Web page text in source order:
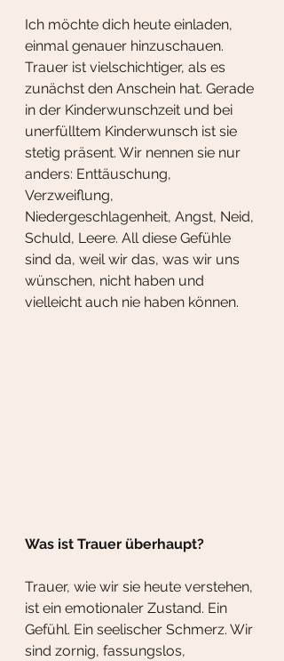
Ich möchte dich heute einladen,
einmal genauer hinzuschauen.
Trauer ist vielschichtiger, als es
zunächst den Anschein hat. Gerade
in der Kinderwunschzeit und bei
unerfülltem Kinderwunsch ist sie
stetig präsent. Wir nennen sie nur
anders: Enttäuschung,
Verzweiflung,
Niedergeschlagenheit, Angst, Neid,
Schuld, Leere. All diese Gefühle
sind da, weil wir das, was wir uns
wünschen, nicht haben und
vielleicht auch nie haben können.
Was ist Trauer überhaupt?
Trauer, wie wir sie heute verstehen,
ist ein emotionaler Zustand. Ein
Gefühl. Ein seelischer Schmerz. Wir
sind zornig, fassungslos,